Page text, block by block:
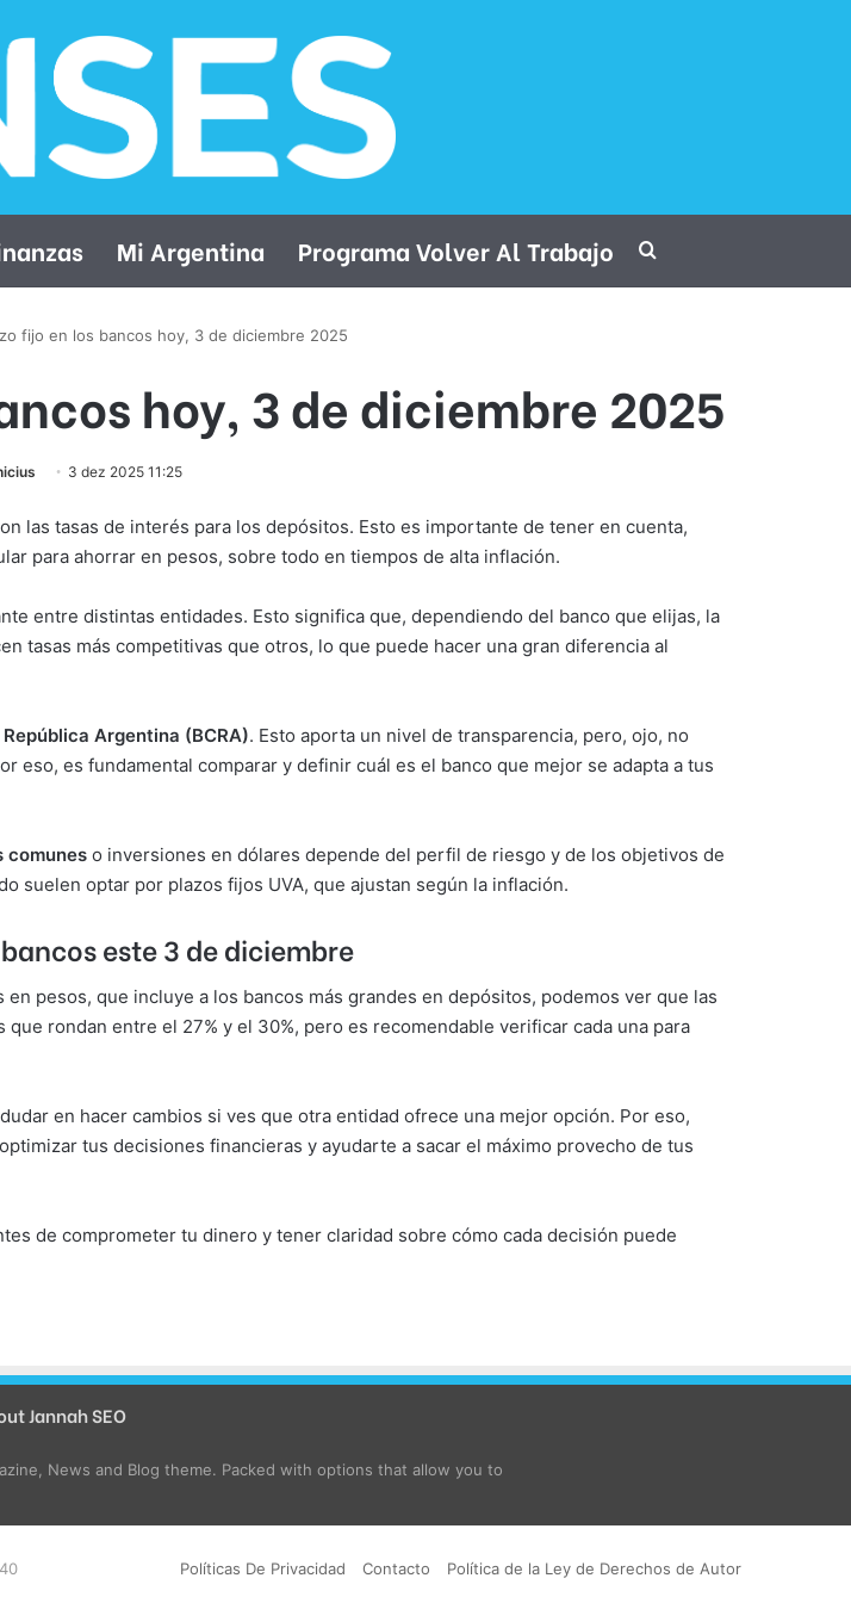
Mi Argentina Programa Volver Al Trabajo
fijo en los bancos hoy, 3 de diciembre 2025
hoy, 3 de diciembre 2025
3 dez 2025 11:25
las tasas de interés para los depósitos. Esto es importante de tener en cuenta,
para ahorrar en pesos, sobre todo en tiempos de alta inflación.
entre distintas entidades. Esto significa que, dependiendo del banco que elijas, la
tasas más competitivas que otros, lo que puede hacer una gran diferencia al
Argentina (BCRA). Esto aporta un nivel de transparencia, pero, ojo, no
es fundamental comparar y definir cuál es el banco que mejor se adapta a tus
comunes o inversiones en dólares depende del perfil de riesgo y de los objetivos de
suelen optar por plazos fijos UVA, que ajustan según la inflación.
este 3 de diciembre
pesos, que incluye a los bancos más grandes en depósitos, podemos ver que las
rondan entre el 27% y el 30%, pero es recomendable verificar cada una para
en hacer cambios si ves que otra entidad ofrece una mejor opción. Por eso,
tus decisiones financieras y ayudarte a sacar el máximo provecho de tus
de comprometer tu dinero y tener claridad sobre cómo cada decisión puede
Jannah SEO
News and Blog theme. Packed with options that allow you to
Políticas De Privacidad Contacto Política de la Ley de Derechos de Autor